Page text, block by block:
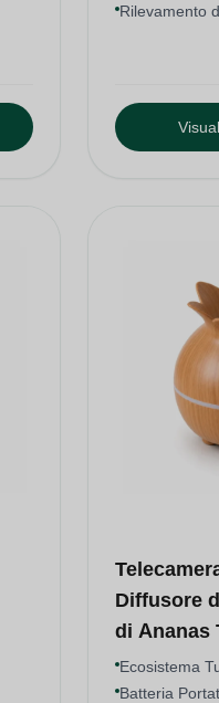
Rilevamento
Diffusore
di Ananas
Ecosistema
Batteria